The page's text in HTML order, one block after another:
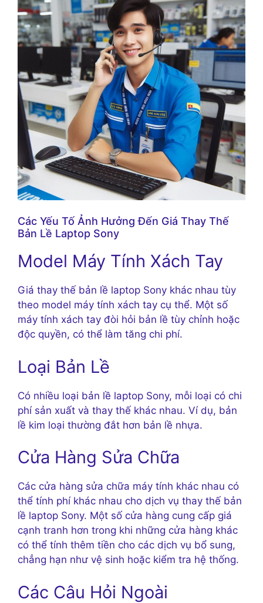
Các Yếu Tố Ảnh Hưởng Đến Giá Thay Thế
Bản Lề Laptop Sony
Model Máy Tính Xách Tay
Giá thay thế bản lề laptop Sony khác nhau tùy
theo model máy tính xách tay cụ thể. Một số
máy tính xách tay đòi hỏi bản lề tùy chỉnh hoặc
độc quyền, có thể làm tăng chi phí.
Loại Bản Lề
Có nhiều loại bản lề laptop Sony, mỗi loại có chi
phí sản xuất và thay thế khác nhau. Ví dụ, bản
lề kim loại thường đắt hơn bản lề nhựa.
Cửa Hàng Sửa Chữa
Các cửa hàng sửa chữa máy tính khác nhau có
thể tính phí khác nhau cho dịch vụ thay thế bản
lề laptop Sony. Một số cửa hàng cung cấp giá
cạnh tranh hơn trong khi những cửa hàng khác
có thể tính thêm tiền cho các dịch vụ bổ sung,
chẳng hạn như vệ sinh hoặc kiểm tra hệ thống.
Các Câu Hỏi Ngoài